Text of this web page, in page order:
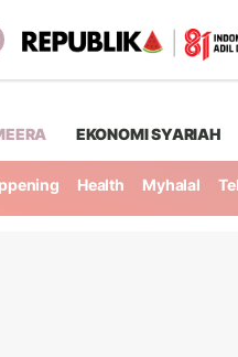
EKONOMI SYARIAH
Health Myhalal